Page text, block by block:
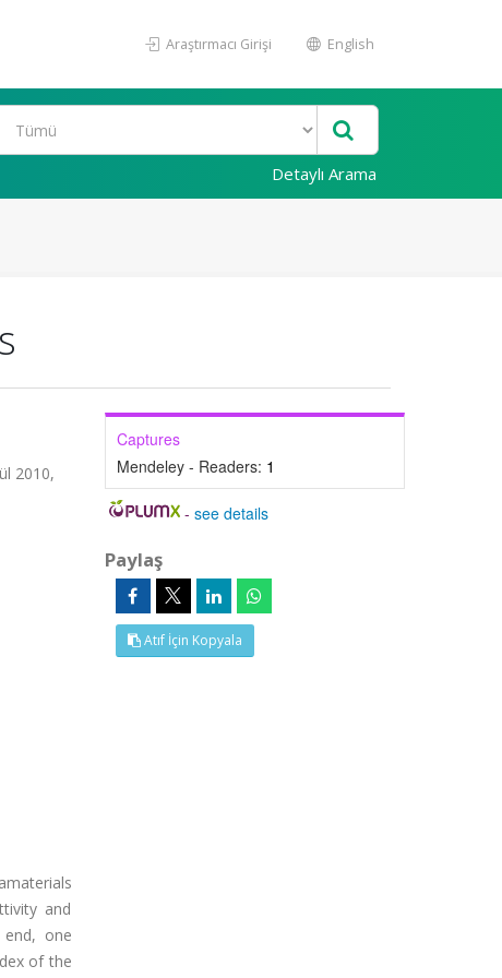
Araştırmacı Girişi English
Detaylı Arama
2010,
and
one
of the
Captures
Mendeley - Readers: 1
-see details
Paylaş
Atıf İçin Kopyala